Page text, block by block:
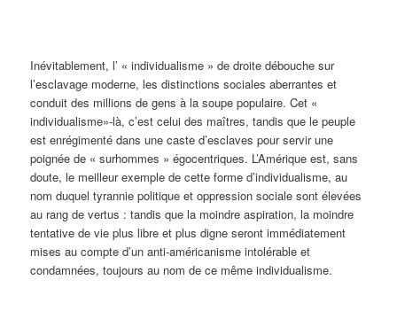
Inévitablement, l’ « individualisme » de droite débouche sur
l’esclavage moderne, les distinctions sociales aberrantes et
conduit des millions de gens à la soupe populaire. Cet «
individualisme»-là, c’est celui des maîtres, tandis que le peuple
est enrégimenté dans une caste d’esclaves pour servir une
poignée de « surhommes » égocentriques. L’Amérique est, sans
doute, le meilleur exemple de cette forme d’individualisme, au
nom duquel tyrannie politique et oppression sociale sont élevées
au rang de vertus : tandis que la moindre aspiration, la moindre
tentative de vie plus libre et plus digne seront immédiatement
mises au compte d’un anti-américanisme intolérable et
condamnées, toujours au nom de ce même individualisme.